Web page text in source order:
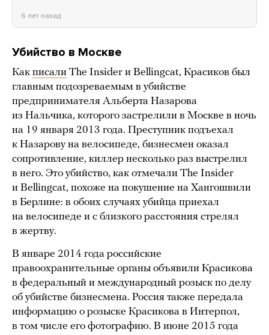
6 лет назад
Убийство в Москве
Как писали The Insider и Bellingcat, Красиков был
главным подозреваемым в убийстве
предпринимателя Альберта Назарова
из Нальчика, которого застрелили в Москве в ночь
на 19 января 2013 года. Преступник подъехал
к Назарову на велосипеде, бизнесмен оказал
сопротивление, киллер несколько раз выстрелил
в него. Это убийство, как отмечали The Insider
и Bellingcat, похоже на покушение на Хангошвили
в Берлине: в обоих случаях убийца приехал
на велосипеде и с близкого расстояния стрелял
в жертву.
В январе 2014 года российские
правоохранительные органы объявили Красикова
в федеральный и международный розыск по делу
об убийстве бизнесмена. Россия также передала
информацию о розыске Красикова в Интерпол,
в том числе его фотографию. В июне 2015 года